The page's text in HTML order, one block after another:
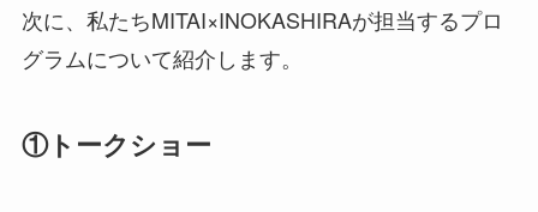
次に、私たちMITAI×INOKASHIRAが担当するプロ
グラムについて紹介します。
①トークショー